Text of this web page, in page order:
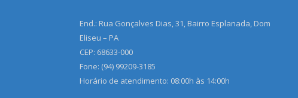
End.: Rua Gonçalves Dias, 31, Bairro Esplanada, Dom
Eliseu – PA
CEP: 68633-000
Fone: (94) 99209-3185
Horário de atendimento: 08:00h às 14:00h